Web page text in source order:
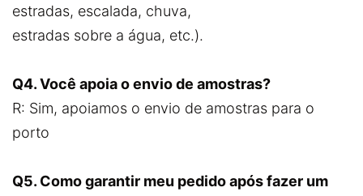
estradas, escalada, chuva,
estradas sobre a água, etc.).
Q4. Você apoia o envio de amostras?
R: Sim, apoiamos o envio de amostras para o
porto
Q5. Como garantir meu pedido após fazer um